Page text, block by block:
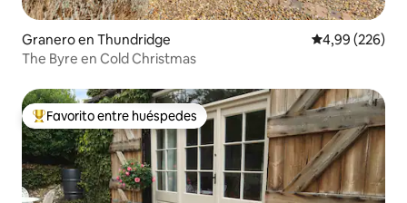
Granero en Thundridge Calificación
4,99 (226)
The Byre en Cold Christmas
Favorito entre los huéspedes más destacados
Favorito entre huéspedes